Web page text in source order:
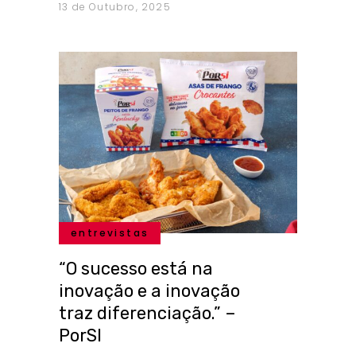
13 de Outubro, 2025
entrevistas
“O sucesso está na
inovação e a inovação
traz diferenciação.” –
PorSI